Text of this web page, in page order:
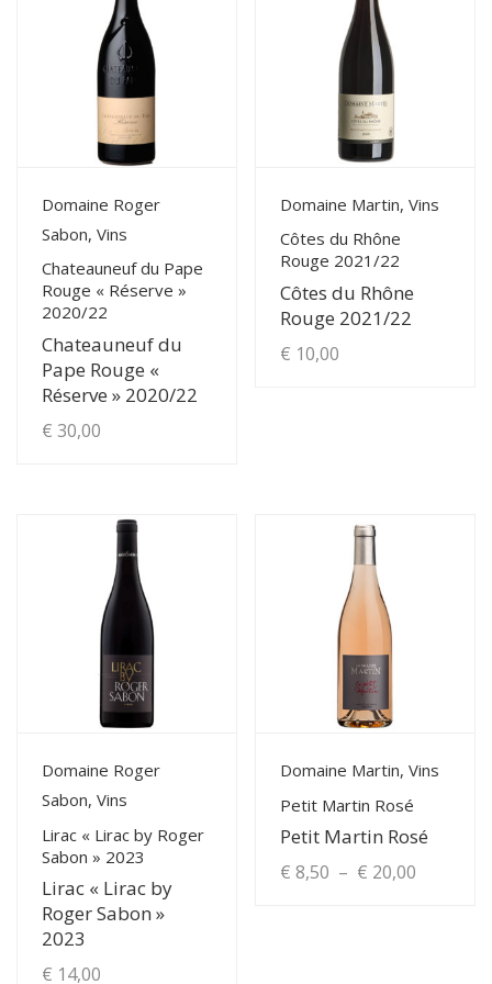
View Details
Domaine Roger
Sabon, Vins
Chateauneuf du Pape
Rouge « Réserve »
2020/22
Chateauneuf du
Pape Rouge «
Réserve » 2020/22
€ 30,00
View Details
Domaine Martin, Vins
Côtes du Rhône
Rouge 2021/22
Côtes du Rhône
Rouge 2021/22
€ 10,00
View Details
Domaine Roger
Sabon, Vins
Lirac « Lirac by Roger
Sabon » 2023
Lirac « Lirac by
Roger Sabon »
2023
€ 14,00
View Details
Domaine Martin, Vins
Petit Martin Rosé
Petit Martin Rosé
€ 8,50 – € 20,00